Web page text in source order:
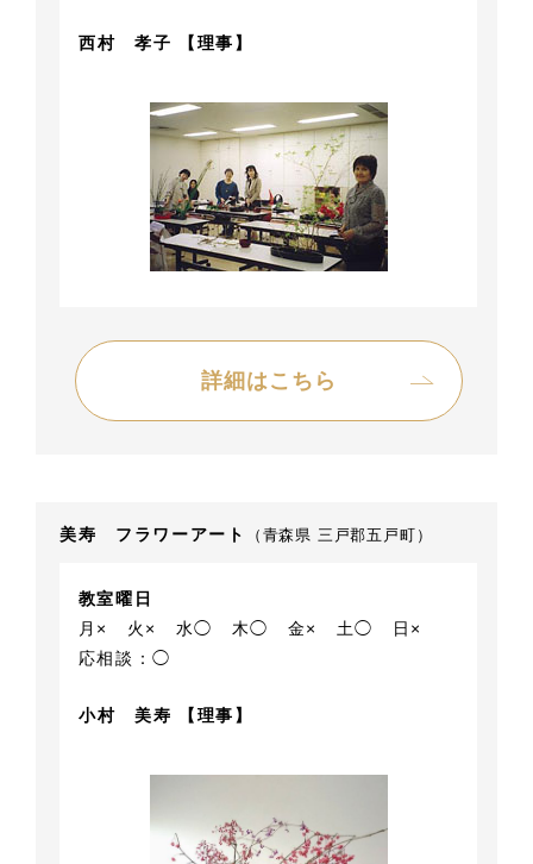
西村 孝子 【理事】
詳細はこちら
美寿 フラワーアート （青森県 三戸郡五戸町）
教室曜日
月×
火× 水◯ 木◯ 金× 土◯
日×
応相談：◯
小村 美寿 【理事】